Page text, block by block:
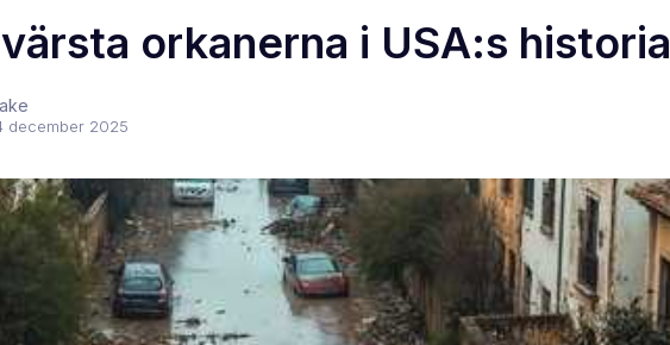
orkanerna i USA:s historia
december 2025